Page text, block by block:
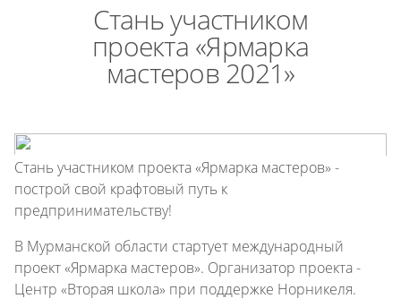
Стань участником
проекта «Ярмарка
мастеров 2021»
Стань участником проекта «Ярмарка мастеров» -
построй свой крафтовый путь к
предпринимательству!
В Мурманской области стартует международный
проект «Ярмарка мастеров». Организатор проекта -
Центр «Вторая школа» при поддержке Норникеля.